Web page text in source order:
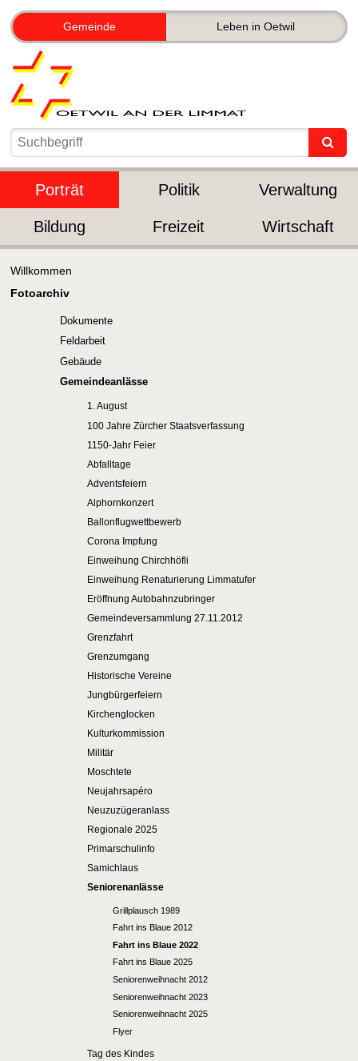
Gemeinde Leben in Oetwil
Porträt Politik Verwaltung
Bildung Freizeit Wirtschaft
Willkommen
Fotoarchiv
Dokumente
Feldarbeit
Gebäude
Gemeindeanlässe
1. August
100 Jahre Zürcher Staatsverfassung
1150-Jahr Feier
Abfalltage
Adventsfeiern
Alphornkonzert
Ballonflugwettbewerb
Corona Impfung
Einweihung Chirchhöfli
Einweihung Renaturierung Limmatufer
Eröffnung Autobahnzubringer
Gemeindeversammlung 27.11.2012
Grenzfahrt
Grenzumgang
Historische Vereine
Jungbürgerfeiern
Kirchenglocken
Kulturkommission
Militär
Moschtete
Neujahrsapéro
Neuzuzügeranlass
Regionale 2025
Primarschulinfo
Samichlaus
Seniorenanlässe
Grillplausch 1989
Fahrt ins Blaue 2012
Fahrt ins Blaue 2022
Fahrt ins Blaue 2025
Seniorenweihnacht 2012
Seniorenweihnacht 2023
Seniorenweihnacht 2025
Flyer
Tag des Kindes